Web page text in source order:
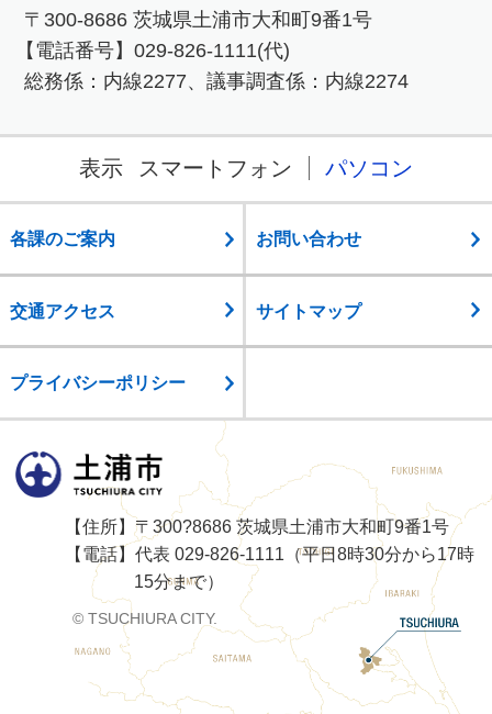
〒300-8686 茨城県土浦市大和町9番1号
【電話番号】029-826-1111(代)
総務係：内線2277、議事調査係：内線2274
表示 スマートフォン パソコン
各課のご案内 お問い合わせ
交通アクセス サイトマップ
プライバシーポリシー
土浦市
【住所】〒300?8686 茨城県土浦市大和町9番1号
【電話】代表 029-826-1111（平日8時30分から17時
15分まで）
© TSUCHIURA CITY.